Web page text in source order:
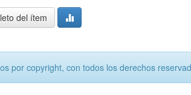
del ítem
por copyright, con todos los derechos